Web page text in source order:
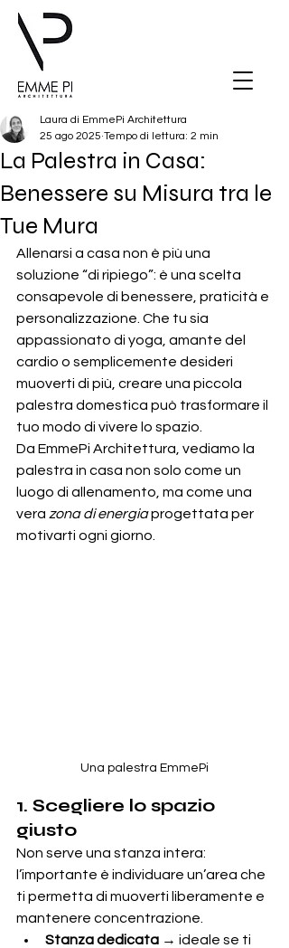
La Palestra in Casa:
Benessere su Misura tra le
Tue Mura
Laura di EmmePi Architettura
25 ago 2025 Tempo di lettura: 2 min
Allenarsi a casa non è più una
soluzione “di ripiego”: è una scelta
consapevole di benessere, praticità e
personalizzazione. Che tu sia
appassionato di yoga, amante del
cardio o semplicemente desideri
muoverti di più, creare una piccola
palestra domestica può trasformare il
tuo modo di vivere lo spazio.
Da EmmePi Architettura, vediamo la
palestra in casa non solo come un
luogo di allenamento, ma come una
vera zona di energia progettata per
motivarti ogni giorno.
Una palestra EmmePi
1. Scegliere lo spazio
giusto
Non serve una stanza intera:
l’importante è individuare un’area che
ti permetta di muoverti liberamente e
mantenere concentrazione.
Stanza dedicata → ideale se ti